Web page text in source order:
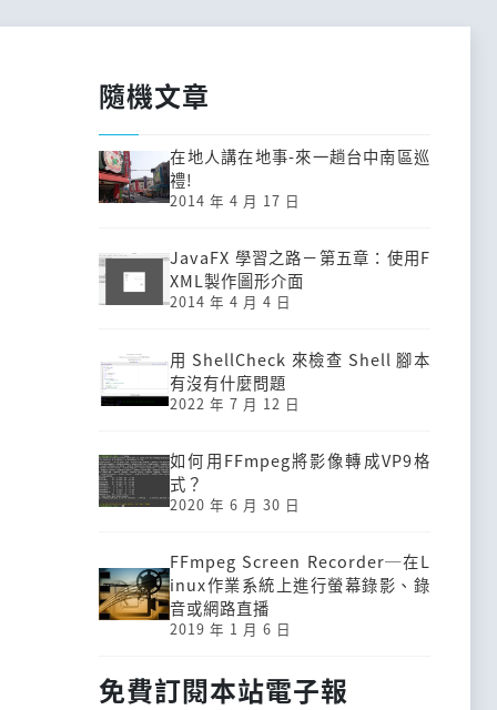
隨機文章
在地人講在地事-來一趟台中南區巡
禮!
2014 年 4 月 17 日
JavaFX 學習之路－第五章：使用F
XML製作圖形介面
2014 年 4 月 4 日
用 ShellCheck 來檢查 Shell 腳本
有沒有什麼問題
2022 年 7 月 12 日
如何用FFmpeg將影像轉成VP9格
式？
2020 年 6 月 30 日
FFmpeg Screen Recorder─在L
inux作業系統上進行螢幕錄影、錄
音或網路直播
2019 年 1 月 6 日
免費訂閱本站電子報